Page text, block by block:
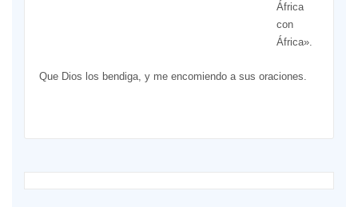
África
con
África».
Que Dios los bendiga, y me encomiendo a sus oraciones.